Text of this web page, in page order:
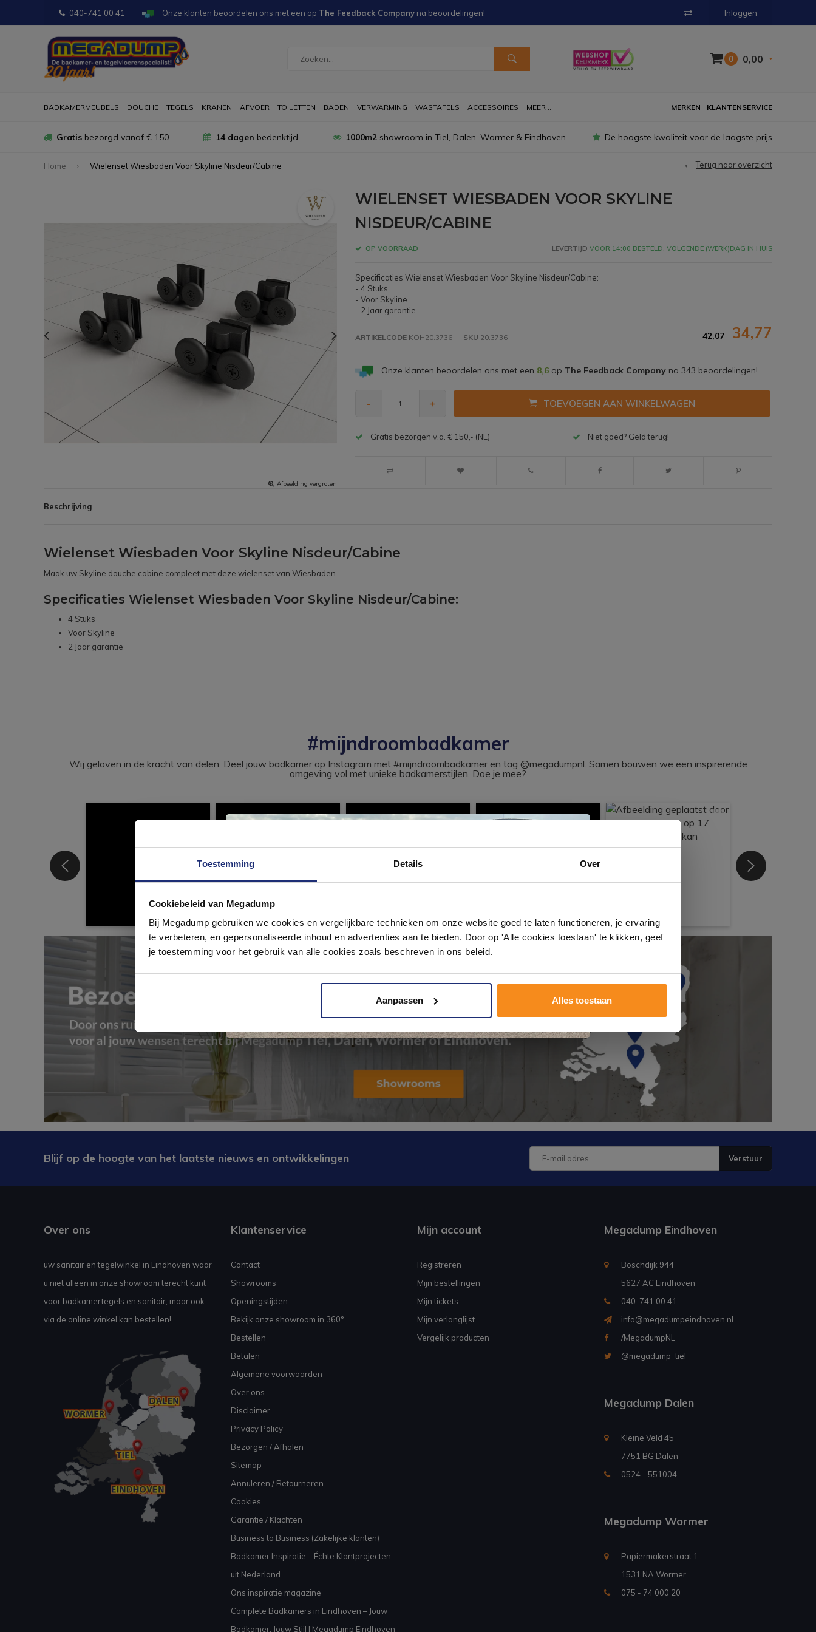
Toestemming Details Over
Cookiebeleid van Megadump
Bij Megadump gebruiken we cookies en vergelijkbare technieken om onze website goed te laten functioneren, je ervaring
te verbeteren, en gepersonaliseerde inhoud en advertenties aan te bieden. Door op 'Alle cookies toestaan' te klikken, geef
je toestemming voor het gebruik van alle cookies zoals beschreven in ons beleid.
Aanpassen Alles toestaan
040-741 00 41 Onze klanten beoordelen ons met een op The Feedback Company na beoordelingen! Inloggen
0 0,00
BADKAMERMEUBELS DOUCHE TEGELS KRANEN AFVOER TOILETTEN BADEN VERWARMING WASTAFELS ACCESSOIRES MEER ... KLANTENSERVICE
MERKEN
Gratis bezorgd vanaf € 150 14 dagen bedenktijd 1000m2showroom in Tiel, Dalen, Wormer & Eindhoven De hoogste kwaliteit voor de laagste prijs
Home Wielenset Wiesbaden Voor Skyline Nisdeur/Cabine Terug naar overzicht
Afbeelding vergroten
WIELENSET WIESBADEN VOOR SKYLINE
NISDEUR/CABINE
OP VOORRAAD LEVERTIJD VOOR 14:00 BESTELD, VOLGENDE (WERK)DAG IN HUIS
Specificaties Wielenset Wiesbaden Voor Skyline Nisdeur/Cabine:
- 4 Stuks
- Voor Skyline
- 2 Jaar garantie
ARTIKELCODEKOH20.3736 SKU 20.3736 42,07 34,77
Onze klanten beoordelen ons met een 8,6op The Feedback Companyna 343 beoordelingen!
- + TOEVOEGEN AAN WINKELWAGEN
Gratis bezorgen v.a. € 150,- (NL) Niet goed? Geld terug!
Beschrijving
Wielenset Wiesbaden Voor Skyline Nisdeur/Cabine
Maak uw Skyline douche cabine compleet met deze wielenset van Wiesbaden.
Specificaties Wielenset Wiesbaden Voor Skyline Nisdeur/Cabine:
4 Stuks
Voor Skyline
2 Jaar garantie
#mijndroombadkamer
Wij geloven in de kracht van delen. Deel jouw badkamer op Instagram met #mijndroombadkamer en tag @megadumpnl. Samen bouwen we een inspirerende
omgeving vol met unieke badkamerstijlen. Doe je mee?
Blijf op de hoogte van het laatste nieuws en ontwikkelingen Verstuur
Over ons
uw sanitair en tegelwinkel in Eindhoven waar
u niet alleen in onze showroom terecht kunt
voor badkamertegels en sanitair, maar ook
via de online winkel kan bestellen!
Klantenservice
Contact
Showrooms
Openingstijden
Bekijk onze showroom in 360°
Bestellen
Betalen
Algemene voorwaarden
Over ons
Disclaimer
Privacy Policy
Bezorgen / Afhalen
Sitemap
Annuleren / Retourneren
Cookies
Garantie / Klachten
Business to Business (Zakelijke klanten)
Badkamer Inspiratie – Échte Klantprojecten
uit Nederland
Ons inspiratie magazine
Complete Badkamers in Eindhoven – Jouw
Badkamer, Jouw Stijl | Megadump Eindhoven
Mijn account
Registreren
Mijn bestellingen
Mijn tickets
Mijn verlanglijst
Vergelijk producten
Megadump Eindhoven
Boschdijk 944
5627 AC Eindhoven
040-741 00 41
info@megadumpeindhoven.nl
/MegadumpNL
@megadump_tiel
Megadump Dalen
Kleine Veld 45
7751 BG Dalen
0524 - 551004
Megadump Wormer
Papiermakerstraat 1
1531 NA Wormer
075 - 74 000 20
Ontdek 21 complete badkamers in onze
Laat je inspireren door 21 volledig ingerichte badkameropstellingen – van
compact tot luxe. Onze ervaren adviseurs helpen je persoonlijk, en je vindt tegels
& sanitair direct uit voorraad. Gratis parkeren op eigen terrein.
Kom langs en ervaar zelf het verschil!